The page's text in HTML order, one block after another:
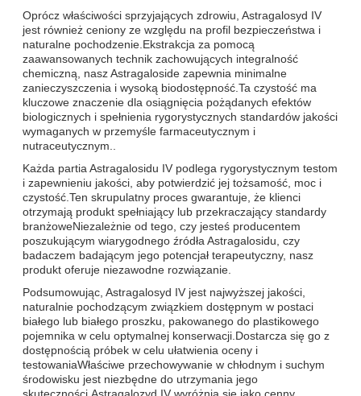
Oprócz właściwości sprzyjających zdrowiu, Astragalosyd IV
jest również ceniony ze względu na profil bezpieczeństwa i
naturalne pochodzenie.Ekstrakcja za pomocą
zaawansowanych technik zachowujących integralność
chemiczną, nasz Astragaloside zapewnia minimalne
zanieczyszczenia i wysoką biodostępność.Ta czystość ma
kluczowe znaczenie dla osiągnięcia pożądanych efektów
biologicznych i spełnienia rygorystycznych standardów jakości
wymaganych w przemyśle farmaceutycznym i
nutraceutycznym..
Każda partia Astragalosidu IV podlega rygorystycznym testom
i zapewnieniu jakości, aby potwierdzić jej tożsamość, moc i
czystość.Ten skrupulatny proces gwarantuje, że klienci
otrzymają produkt spełniający lub przekraczający standardy
branżoweNiezależnie od tego, czy jesteś producentem
poszukującym wiarygodnego źródła Astragalosidu, czy
badaczem badającym jego potencjał terapeutyczny, nasz
produkt oferuje niezawodne rozwiązanie.
Podsumowując, Astragalosyd IV jest najwyższej jakości,
naturalnie pochodzącym związkiem dostępnym w postaci
białego lub białego proszku, pakowanego do plastikowego
pojemnika w celu optymalnej konserwacji.Dostarcza się go z
dostępnością próbek w celu ułatwienia oceny i
testowaniaWłaściwe przechowywanie w chłodnym i suchym
środowisku jest niezbędne do utrzymania jego